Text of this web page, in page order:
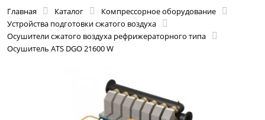
Главная Каталог
Компрессорное оборудование
Устройства подготовки сжатого воздуха
Осушители сжатого воздуха рефрижераторного типа
Осушитель ATS DGO 21600 W